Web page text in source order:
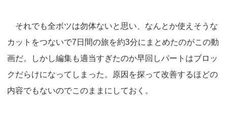
それでも全ボツは勿体ないと思い、なんとか使えそうな
カットをつないで7日間の旅を約3分にまとめたのがこの動
画だ。しかし編集も適当すぎたのか早回しパートはブロッ
クだらけになってしまった。原因を探って改善するほどの
内容でもないのでこのままにしておく。